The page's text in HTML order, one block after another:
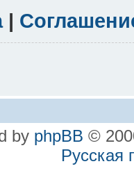
|
by phpBB ©
Русская